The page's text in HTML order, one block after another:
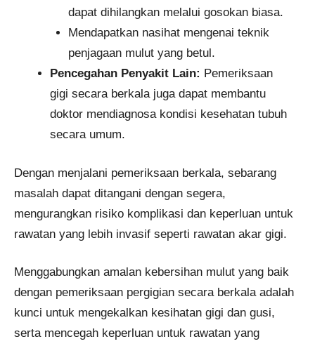
dapat dihilangkan melalui gosokan biasa.
Mendapatkan nasihat mengenai teknik
penjagaan mulut yang betul.
Pencegahan Penyakit Lain: Pemeriksaan
gigi secara berkala juga dapat membantu
doktor mendiagnosa kondisi kesehatan tubuh
secara umum.
Dengan menjalani pemeriksaan berkala, sebarang
masalah dapat ditangani dengan segera,
mengurangkan risiko komplikasi dan keperluan untuk
rawatan yang lebih invasif seperti rawatan akar gigi.
Menggabungkan amalan kebersihan mulut yang baik
dengan pemeriksaan pergigian secara berkala adalah
kunci untuk mengekalkan kesihatan gigi dan gusi,
serta mencegah keperluan untuk rawatan yang